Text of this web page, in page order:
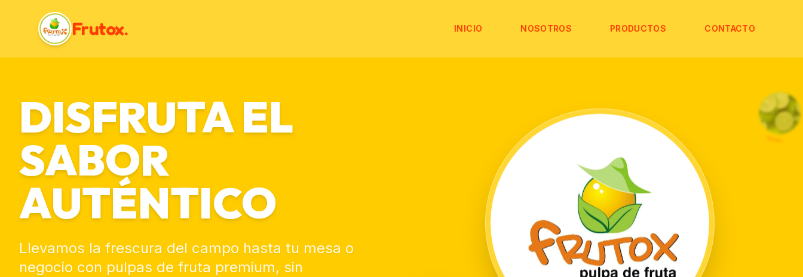
Frutox. INICIO NOSOTROS PRODUCTOS CONTACTO
DISFRUTA EL
SABOR
AUTÉNTICO
Llevamos la frescura del campo hasta tu mesa o
negocio con pulpas de fruta premium, sin